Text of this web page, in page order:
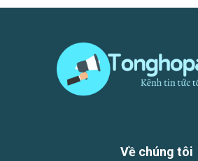
Về chúng tôi